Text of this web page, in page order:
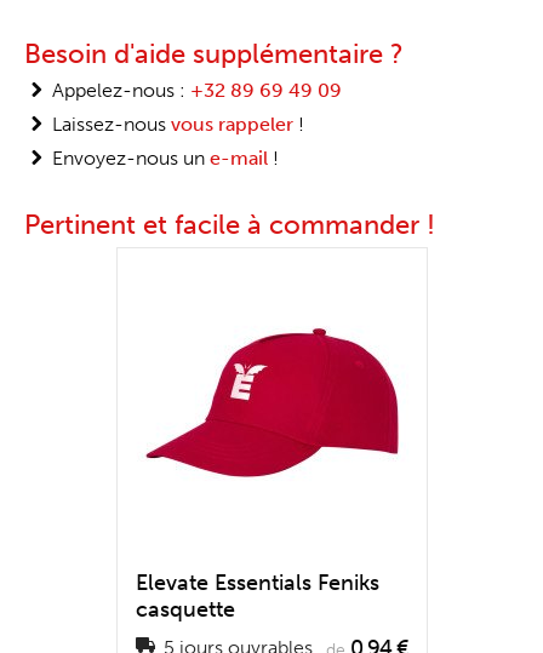
Besoin d'aide supplémentaire ?
Appelez-nous : +32 89 69 49 09
Laissez-nous vous rappeler!
Envoyez-nous un e-mail!
Pertinent et facile à commander !
Elevate Essentials Feniks
casquette
5 jours ouvrables